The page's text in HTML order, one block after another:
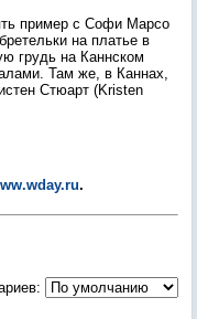
пример с Софи Марсо
на платье в
грудь на Каннском
Там же, в Каннах,
Стюарт (Kristen
.